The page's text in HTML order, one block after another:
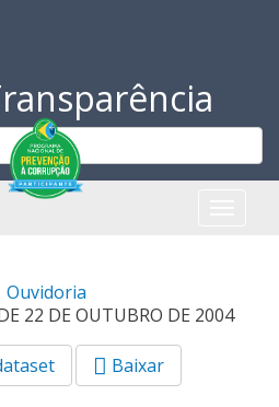
Ouvidoria
22 DE OUTUBRO DE 2004
Baixar